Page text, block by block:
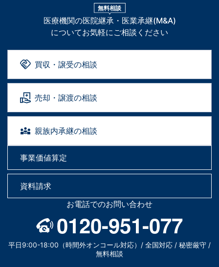
無料相談
医療機関の医院継承・医業承継(M&A)
についてお気軽にご相談ください
買収・譲受の相談
売却・譲渡の相談
親族内承継の相談
事業価値算定
資料請求
お電話でのお問い合わせ
0120-951-077
平日9:00-18:00（時間外オンコール対応）/ 全国対応 / 秘密厳守 /
無料相談